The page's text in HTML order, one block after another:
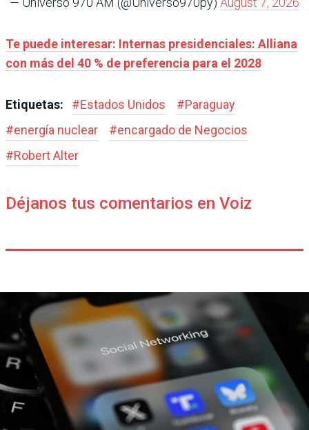
Te puede interesar: Internas presidenciales: Alliana
con más del 40 % de preferencia para el 2028
Etiquetas: #Estados Unidos #Paraguay
#energía nuclear #encargado de Negocios
#Robert Alter
Déjanos tus comentarios en Voiz